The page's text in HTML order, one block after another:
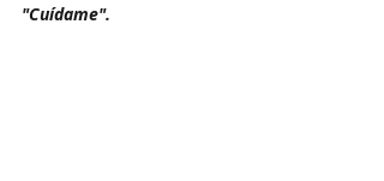
"Cuídame".